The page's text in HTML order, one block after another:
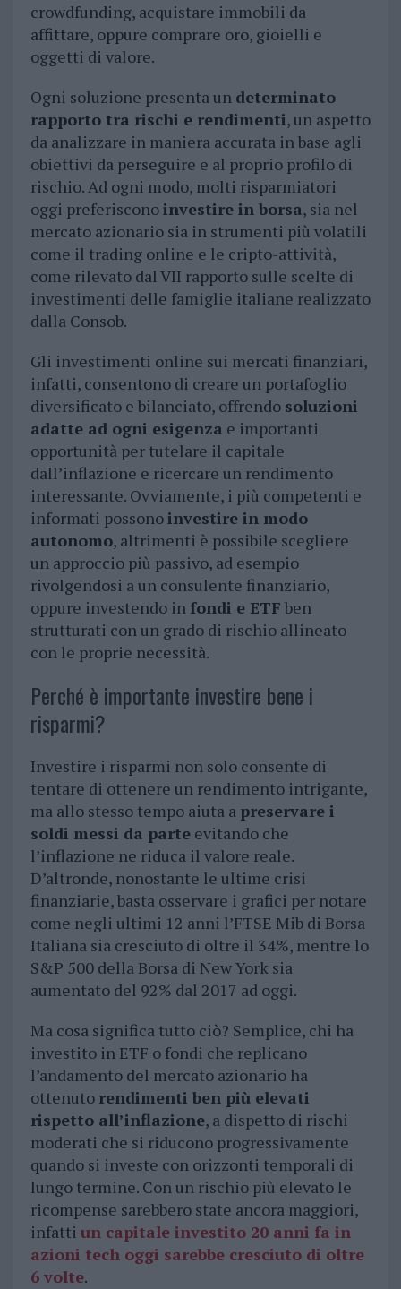
crowdfunding, acquistare immobili da
affittare, oppure comprare oro, gioielli e
oggetti di valore.
Ogni soluzione presenta un determinato
rapporto tra rischi e rendimenti, un aspetto
da analizzare in maniera accurata in base agli
obiettivi da perseguire e al proprio profilo di
rischio. Ad ogni modo, molti risparmiatori
oggi preferisconoinvestire in borsa, sia nel
mercato azionario sia in strumenti più volatili
come il trading online e le cripto-attività,
come rilevato dal VII rapporto sulle scelte di
investimenti delle famiglie italiane realizzato
dalla Consob.
Gli investimenti online sui mercati finanziari,
infatti, consentono di creare un portafoglio
diversificato e bilanciato, offrendo soluzioni
adatte ad ogni esigenza e importanti
opportunità per tutelare il capitale
dall’inflazione e ricercare un rendimento
interessante. Ovviamente, i più competenti e
informati possonoinvestire in modo
autonomo, altrimenti è possibile scegliere
un approccio più passivo, ad esempio
rivolgendosi a un consulente finanziario,
oppure investendo in fondi e ETF ben
strutturati con un grado di rischio allineato
con le proprie necessità.
Perché è importante investire bene i
risparmi?
Investire i risparmi non solo consente di
tentare di ottenere un rendimento intrigante,
ma allo stesso tempo aiuta a preservare i
soldi messi da parteevitando che
l’inflazione ne riduca il valore reale.
D’altronde, nonostante le ultime crisi
finanziarie, basta osservare i grafici per notare
come negli ultimi 12 anni l’FTSE Mib di Borsa
Italiana sia cresciuto di oltre il 34%, mentre lo
S&P 500 della Borsa di New York sia
aumentato del 92% dal 2017 ad oggi.
Ma cosa significa tutto ciò? Semplice, chi ha
investito in ETF o fondi che replicano
l’andamento del mercato azionario ha
ottenuto rendimenti ben più elevati
rispetto all’inflazione, a dispetto di rischi
moderati che si riducono progressivamente
quando si investe con orizzonti temporali di
lungo termine. Con un rischio più elevato le
ricompense sarebbero state ancora maggiori,
infatti un capitale investito 20 anni fa in
azioni tech oggi sarebbe cresciuto di oltre
6 volte.